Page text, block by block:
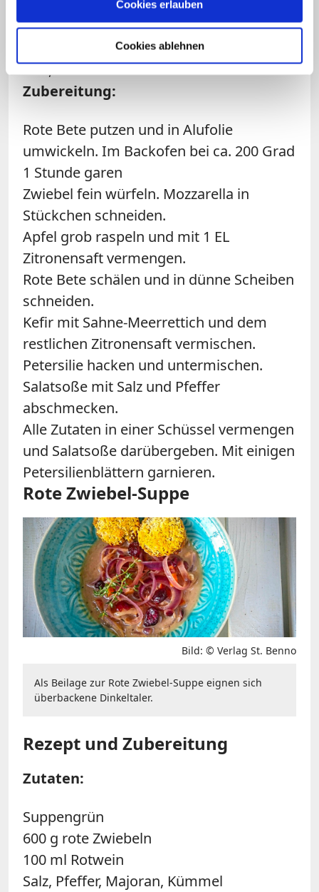
Cookies erlauben
Cookies ablehnen
3 TL Sahne-Meerrettich
Saft von ½ Zitrone
2-3 Stiele glatte Petersilie
Salz, Pfeffer
Zubereitung:
Rote Bete putzen und in Alufolie
umwickeln. Im Backofen bei ca. 200 Grad
1 Stunde garen
Zwiebel fein würfeln. Mozzarella in
Stückchen schneiden.
Apfel grob raspeln und mit 1 EL
Zitronensaft vermengen.
Rote Bete schälen und in dünne Scheiben
schneiden.
Kefir mit Sahne-Meerrettich und dem
restlichen Zitronensaft vermischen.
Petersilie hacken und untermischen.
Salatsoße mit Salz und Pfeffer
abschmecken.
Alle Zutaten in einer Schüssel vermengen
und Salatsoße darübergeben. Mit einigen
Petersilienblättern garnieren.
Rote Zwiebel-Suppe
Bild: © Verlag St. Benno
Als Beilage zur Rote Zwiebel-Suppe eignen sich
überbackene Dinkeltaler.
Rezept und Zubereitung
Zutaten:
Suppengrün
600 g rote Zwiebeln
100 ml Rotwein
Salz, Pfeffer, Majoran, Kümmel